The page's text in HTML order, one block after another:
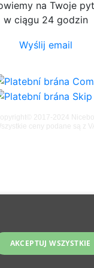
na Twoje
w ciągu 24 godzin
Wyślij email
2017-2024
ceny podane są z
AKCEPTUJ WSZYSTKIE